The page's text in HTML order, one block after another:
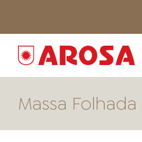
Massa Folhada